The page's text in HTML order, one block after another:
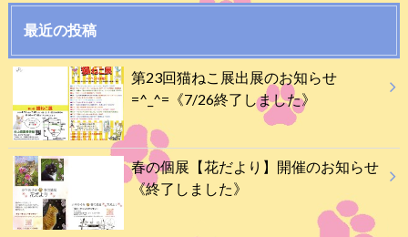
最近の投稿
第23回猫ねこ展出展のお知らせ
=^_^=《7/26終了しました》
春の個展【花だより】開催のお知らせ
《終了しました》